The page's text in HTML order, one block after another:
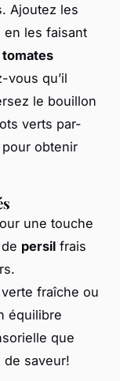
Ajoutez les
en les faisant
tomates
vous qu’il
le bouillon
verts par-
obtenir
une touche
persil frais
fraîche ou
équilibre
que
de saveur!